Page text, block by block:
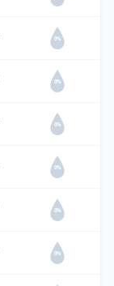
0%
0%
0%
0%
0%
0%